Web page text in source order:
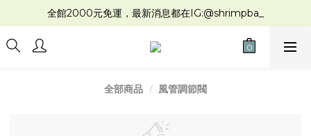
全館2000元免運，最新消息都在IG:@shrimpba_
全部商品 風管調節閥